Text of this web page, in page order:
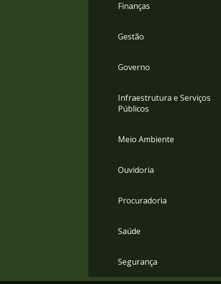
Finanças
Gestão
Governo
Infraestrutura e Serviços
Públicos
Meio Ambiente
Ouvidoria
Procuradoria
Saúde
Segurança